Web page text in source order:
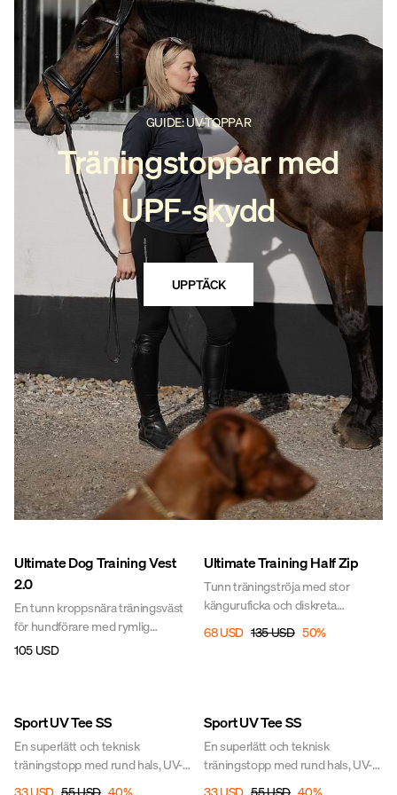
GUIDE: UV-TOPPAR
Träningstoppar med
UPF-skydd
UPPTÄCK
Ultimate Dog Training Vest
2.0
En tunn kroppsnära träningsväst
för hundförare med rymlig
ryggficka och två handfickor med
placerade meshtygerna ger
optimal ventilation och ökad
komfort under träningen.
105 USD
Sale
Ultimate Training Half Zip
Tunn träningströja med stor
känguruficka och diskreta
snabbtorkande material som har
dagar.
68 USD 135 USD 50%
Sport UV Tee SS
En superlätt och teknisk
träningstopp med rund hals, UV-
Sport UV Tee SS
En superlätt och teknisk
träningstopp med rund hals, UV-